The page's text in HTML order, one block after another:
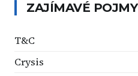
ZAJÍMAVÉ POJMY
T&C
Crysis